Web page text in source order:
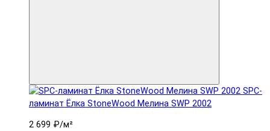
SPC-
ламинат Ëлка StoneWood Мелина SWP 2002
2 699 ₽/м²